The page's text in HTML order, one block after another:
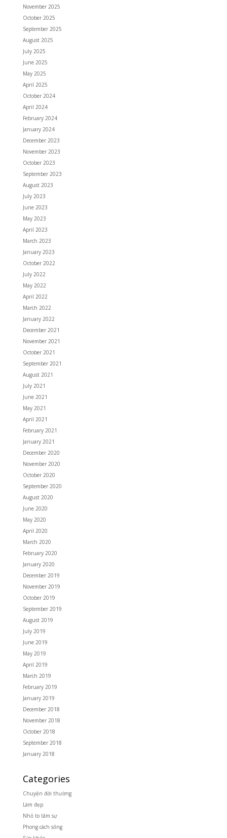
November 2025
October 2025
September 2025
August 2025
July 2025
June 2025
May 2025
April 2025
October 2024
April 2024
February 2024
January 2024
December 2023
November 2023
October 2023
September 2023
August 2023
July 2023
June 2023
May 2023
April 2023
March 2023
January 2023
October 2022
July 2022
May 2022
April 2022
March 2022
January 2022
December 2021
November 2021
October 2021
September 2021
August 2021
July 2021
June 2021
May 2021
April 2021
February 2021
January 2021
December 2020
November 2020
October 2020
September 2020
August 2020
June 2020
May 2020
April 2020
March 2020
February 2020
January 2020
December 2019
November 2019
October 2019
September 2019
August 2019
July 2019
June 2019
May 2019
April 2019
March 2019
February 2019
January 2019
December 2018
November 2018
October 2018
September 2018
January 2018
Categories
Chuyện đời thường
Làm đẹp
Nhỏ to tâm sự
Phong cách sống